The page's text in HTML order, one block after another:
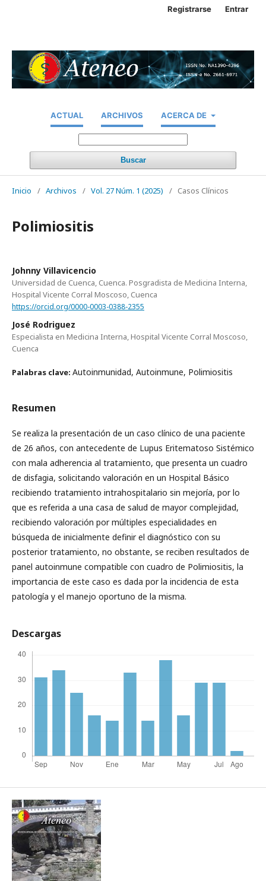
ACTUAL ARCHIVOS ACERCA DE
Buscar
Registrarse Entrar
Inicio / Archivos / Vol. 27 Núm. 1 (2025) / Casos Clínicos
Polimiositis
Johnny Villavicencio
Universidad de Cuenca, Cuenca. Posgradista de Medicina Interna,
Hospital Vicente Corral Moscoso, Cuenca
https://orcid.org/0000-0003-0388-2355
José Rodriguez
Especialista en Medicina Interna, Hospital Vicente Corral Moscoso,
Cuenca
Palabras clave: Autoinmunidad, Autoinmune, Polimiositis
Resumen
Se realiza la presentación de un caso clínico de una paciente
de 26 años, con antecedente de Lupus Eritematoso Sistémico
con mala adherencia al tratamiento, que presenta un cuadro
de disfagia, solicitando valoración en un Hospital Básico
recibiendo tratamiento intrahospitalario sin mejoría, por lo
que es referida a una casa de salud de mayor complejidad,
recibiendo valoración por múltiples especialidades en
búsqueda de inicialmente definir el diagnóstico con su
posterior tratamiento, no obstante, se reciben resultados de
panel autoinmune compatible con cuadro de Polimiositis, la
importancia de este caso es dada por la incidencia de esta
patología y el manejo oportuno de la misma.
Descargas